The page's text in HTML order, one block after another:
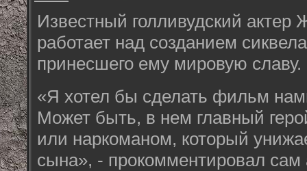
Известный голливудский
работает над созданием
принесшего ему мировую славу.
«Я хотел бы сделать фильм
Может быть, в нем главный
или наркоманом, который
сына», - прокомментировал сам